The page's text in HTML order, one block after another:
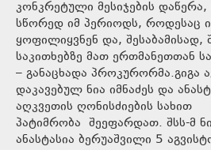
კონკრეტული მესიჯების
სწორედ იმ პერიოდს, როდესაც
ყოფილიყვნენ და,
საკითხებზე მათ ერთმანეთთან
– განაცხადა პროკურორმა.გიგა
დაკავებულ ნია იმნაძეს და
აღკვეთის ღონისძიების სახით
პატიმრობა შეეფარდათ. შსს-მ
ანასტასია ბერუაშვილი 5